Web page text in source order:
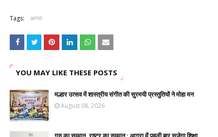
Tags: आगरा
YOU MAY LIKE THESE POSTS
मल्हार उत्सव में शास्त्रीय संगीत की सुरमयी प्रस्तुतियों ने मोहा मन
August 08, 2026